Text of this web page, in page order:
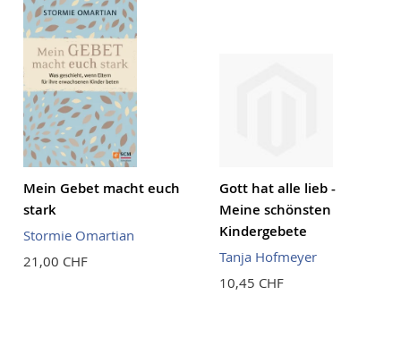
Mein Gebet macht euch
stark
Stormie Omartian
21,00 CHF
Gott hat alle lieb -
Meine schönsten
Kindergebete
Tanja Hofmeyer
10,45 CHF